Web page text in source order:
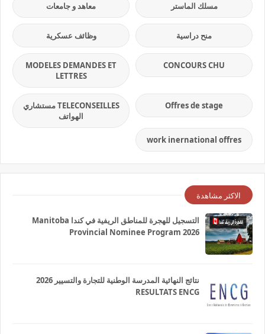
مسلك الماستر معاهد و جامعات
منح دراسية وظائف عسكرية
CONCOURS CHU
MODELES DEMANDES ET
LETTRES
Offres de stage
TELECONSEILLES مستشاري
الهواتف
work inernational offres
الاكثر مشاهدة
التسجيل للهجرة للمناطق الريفية في كندا Manitoba
Provincial Nominee Program 2026
نتائج النهائية المدرسة الوطنية للتجارة والتسيير 2026
RESULTATS ENCG